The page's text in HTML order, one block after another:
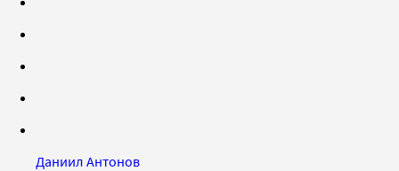
Даниил Антонов